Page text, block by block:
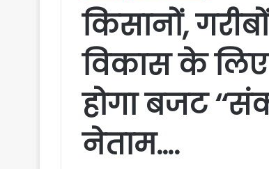
किसानों,
विकास के
होगा बजट
नेताम….